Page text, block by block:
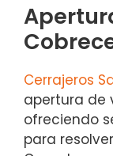
Cerrajeros
apertura de
ofreciendo
para